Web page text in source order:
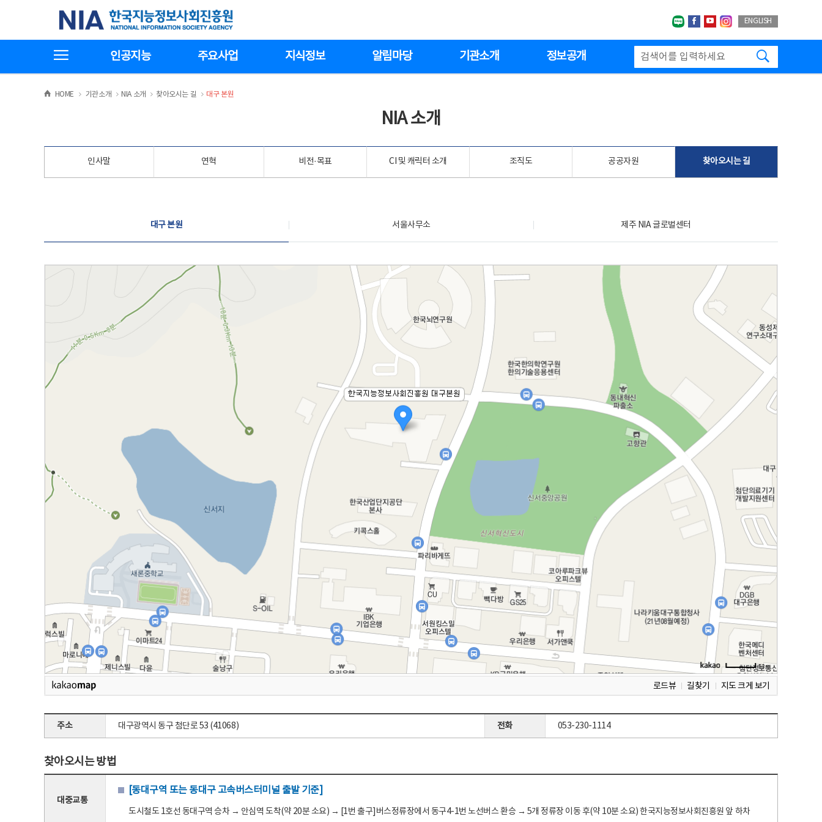
기
한국지능정보사회진흥원
네이버블로그
페이스북
유투브인스타그랩
ENGLISH
인공지능 주요사업 지식정보 알림마당 기관소개 정보공개
HOME >
기관소개 >NIA 소개 >
찾아오시는 길 >
대구 본원
NIA 소개
인사말 연혁 비전·목표 CI 및 캐릭터 소개 조직도 공공자원 찾아오시는 길
대구 본원 서울사무소 제주 NIA 글로벌센터
로드뷰 길찾기 지도 크게 보기
주소 대구광역시 동구 첨단로 53 (41068) 전화 053-230-1114
찾아오시는 방법
대중교통
[동대구역 또는 동대구 고속버스터미널 출발 기준]
도시철도 1호선 동대구역 승차 → 안심역 도착(약 20분 소요) → [1번 출구]버스정류장에서 동구4-1번 노선버스 환승 → 5개 정류장 이동 후(약 10분 소요) 한국지능정보사회진흥원 앞 하차